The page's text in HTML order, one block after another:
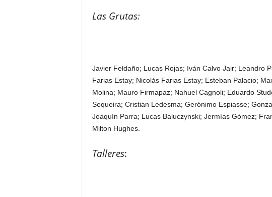
Las Grutas:
Javier Feldaño; Lucas Rojas; Iván Calvo Jair; Leandro
Farias Estay; Nicolás Farias Estay; Esteban Palacio;
Molina; Mauro Firmapaz; Nahuel Cagnoli; Eduardo
Sequeira; Cristian Ledesma; Gerónimo Espiasse;
Joaquín Parra; Lucas Baluczynski; Jermías Gómez;
Milton Hughes.
Talleres: